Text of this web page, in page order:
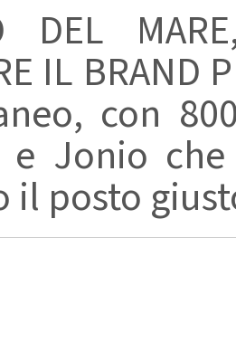
DEL
IL
con
e Jonio
il posto